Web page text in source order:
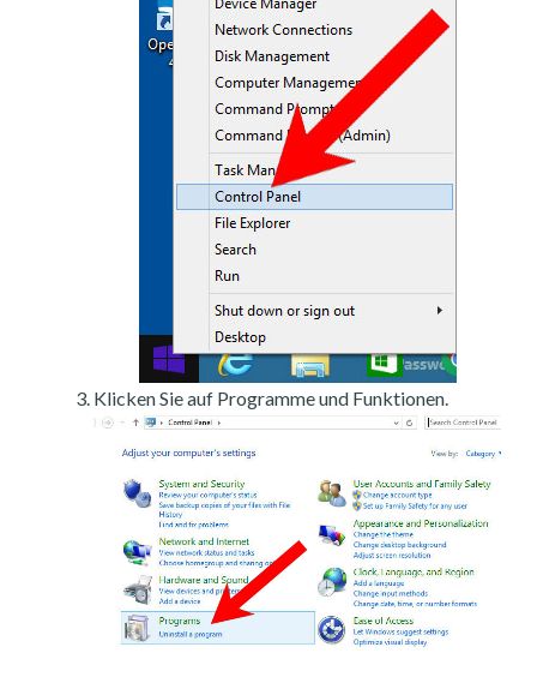
Klicken Sie auf Programme und Funktionen.